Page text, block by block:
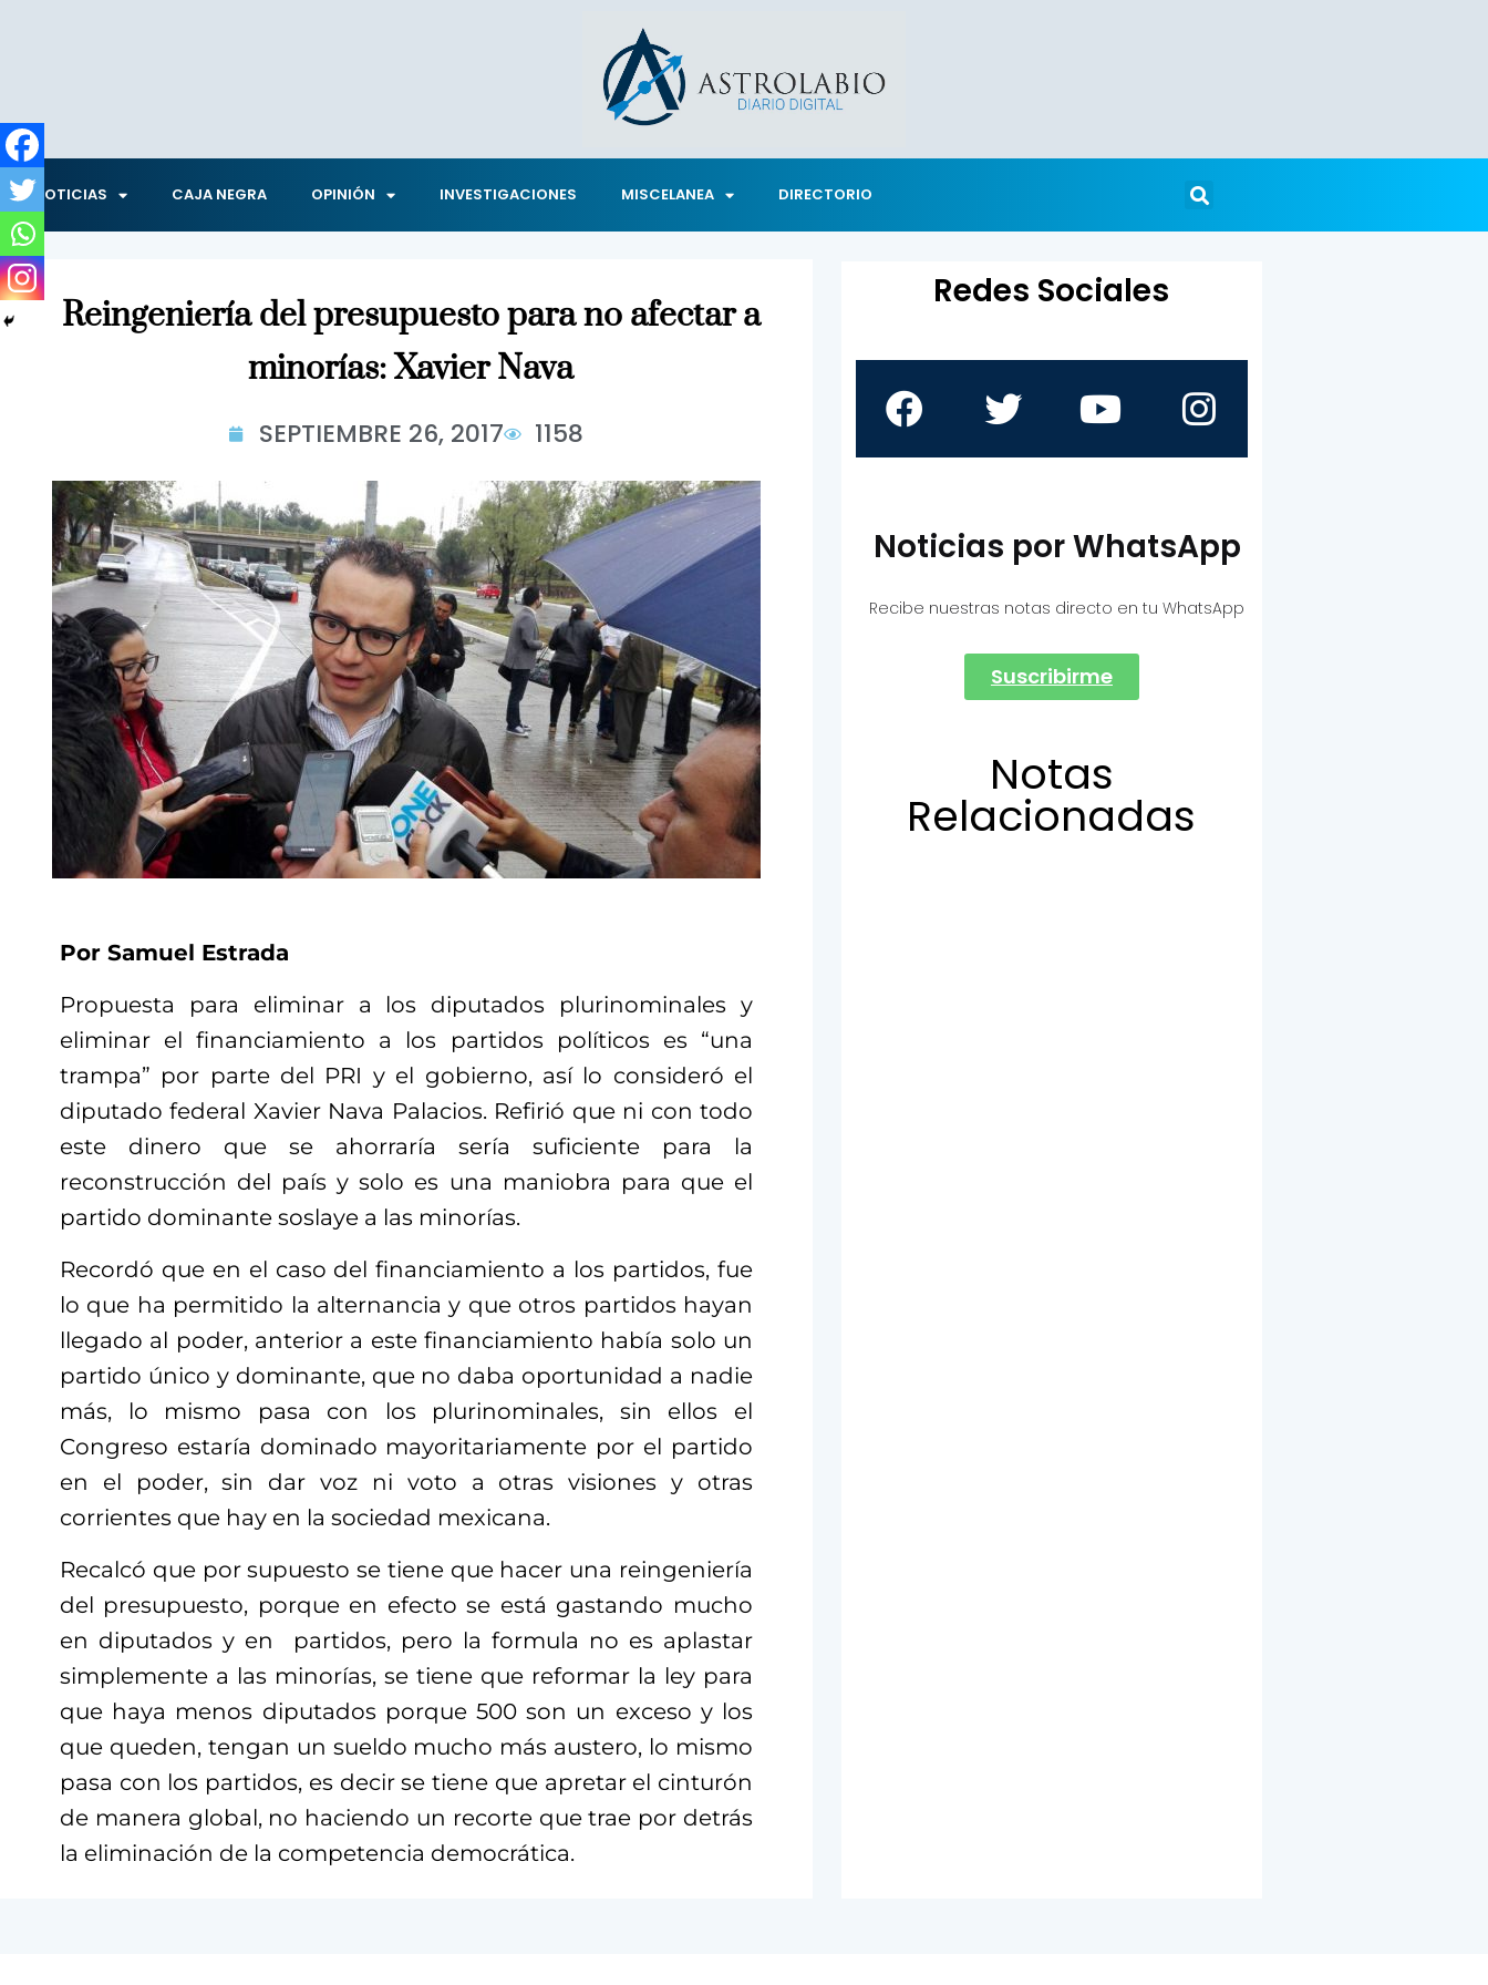
NOTICIAS CAJA NEGRA OPINIÓN INVESTIGACIONES MISCELANEA DIRECTORIO
Reingeniería del presupuesto para no afectar a
minorías: Xavier Nava
SEPTIEMBRE 26, 2017 1158
Por Samuel Estrada
Propuesta para eliminar a los diputados plurinominales y
eliminar el financiamiento a los partidos políticos es “una
trampa” por parte del PRI y el gobierno, así lo consideró el
diputado federal Xavier Nava Palacios. Refirió que ni con todo
este dinero que se ahorraría sería suficiente para la
reconstrucción del país y solo es una maniobra para que el
partido dominante soslaye a las minorías.
Recordó que en el caso del financiamiento a los partidos, fue
lo que ha permitido la alternancia y que otros partidos hayan
llegado al poder, anterior a este financiamiento había solo un
partido único y dominante, que no daba oportunidad a nadie
más, lo mismo pasa con los plurinominales, sin ellos el
Congreso estaría dominado mayoritariamente por el partido
en el poder, sin dar voz ni voto a otras visiones y otras
corrientes que hay en la sociedad mexicana.
Recalcó que por supuesto se tiene que hacer una reingeniería
del presupuesto, porque en efecto se está gastando mucho
en diputados y en partidos, pero la formula no es aplastar
simplemente a las minorías, se tiene que reformar la ley para
que haya menos diputados porque 500 son un exceso y los
que queden, tengan un sueldo mucho más austero, lo mismo
pasa con los partidos, es decir se tiene que apretar el cinturón
de manera global, no haciendo un recorte que trae por detrás
la eliminación de la competencia democrática.
Redes Sociales
Noticias por WhatsApp
Recibe nuestras notas directo en tu WhatsApp
Suscribirme
Notas
Relacionadas